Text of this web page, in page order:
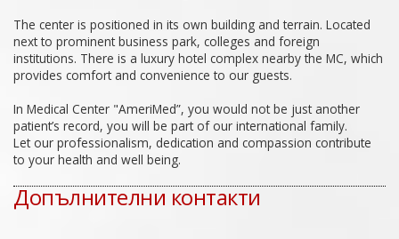
The center is positioned in its own building and terrain. Located
next to prominent business park, colleges and foreign
institutions. There is a luxury hotel complex nearby the MC, which
provides comfort and convenience to our guests.
In Medical Center "AmeriMed”, you would not be just another
patient’s record, you will be part of our international family.
Let our professionalism, dedication and compassion contribute
to your health and well being.
Допълнителни контакти